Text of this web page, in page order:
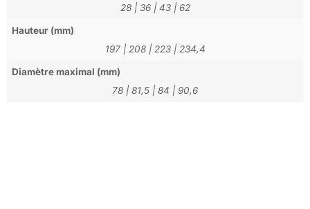
28| 36| 43| 62
Hauteur (mm)
197| 208| 223| 234,4
Diamètre maximal (mm)
78 | 81,5 | 84 | 90,6